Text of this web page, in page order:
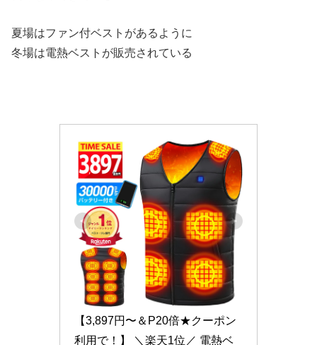
夏場はファン付ベストがあるように
冬場は電熱ベストが販売されている
【3,897円〜＆P20倍★クーポン
利用で！】 ＼楽天1位／ 電熱ベ